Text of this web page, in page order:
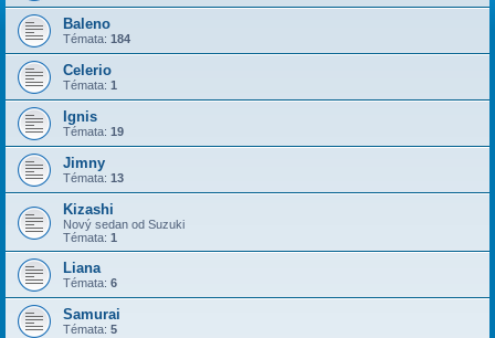
Baleno
Témata: 184
Celerio
Témata: 1
Ignis
Témata: 19
Jimny
Témata: 13
Kizashi
Nový sedan od Suzuki
Témata: 1
Liana
Témata: 6
Samurai
Témata: 5